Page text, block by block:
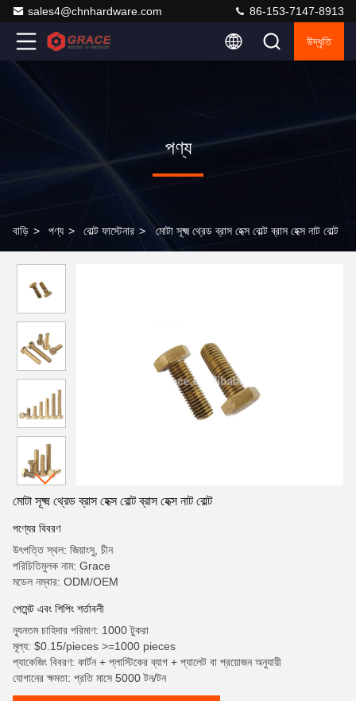
sales4@chnhardware.com 86-153-7147-8913
উদ্ধৃতি
পণ্য
বাড়ি > পণ্য > বোল্ট ফাস্টেনার > মোটা সূক্ষ্ম থ্রেড ব্রাস হেক্স বোল্ট ব্রাস হেক্স নাট বোল্ট
মোটা সূক্ষ্ম থ্রেড ব্রাস হেক্স বোল্ট ব্রাস হেক্স নাট বোল্ট
পণ্যের বিবরণ
উৎপত্তি স্থল: জিয়াংসু, চীন
পরিচিতিমুলক নাম: Grace
মডেল নম্বার: ODM/OEM
পেমেন্ট এবং শিপিং শর্তাবলী
ন্যূনতম চাহিদার পরিমাণ: 1000 টুকরা
মূল্য: $0.15/pieces >=1000 pieces
প্যাকেজিং বিবরণ: কার্টন + প্লাস্টিকের ব্যাগ + প্যালেট বা প্রয়োজন অনুযায়ী
যোগানের ক্ষমতা: প্রতি মাসে 5000 টন/টন